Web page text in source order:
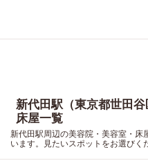
新代田駅（東京都世田
床屋一覧
新代田駅周辺の美容院・美容室・床
います。見たいスポットをお選びく